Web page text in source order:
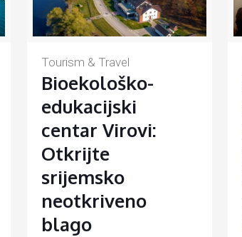
Tourism & Travel
Bioekološko-
edukacijski
centar Virovi:
Otkrijte
srijemsko
neotkriveno
blago